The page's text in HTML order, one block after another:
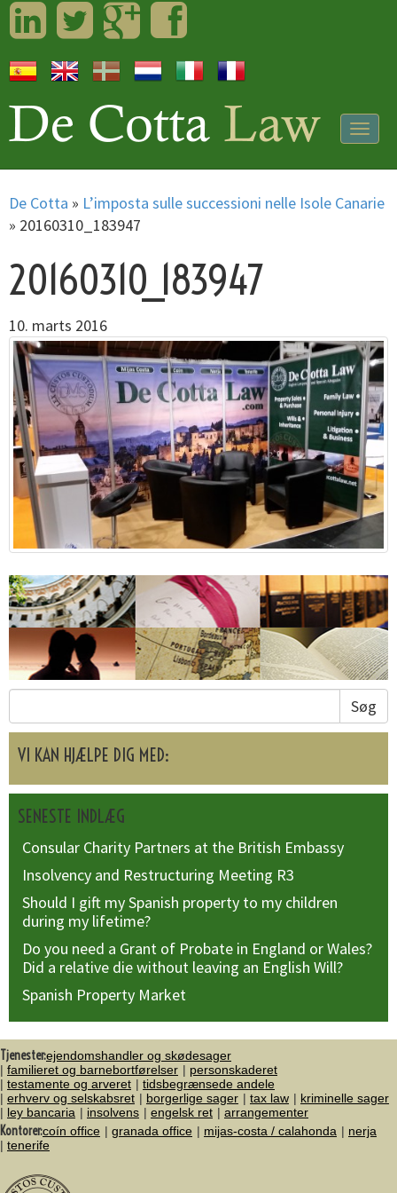
LinkedInTwitterGoogleplusFacebook
De Cotta » L’imposta sulle successioni nelle Isole Canarie
» 20160310_183947
20160310_183947
10. marts 2016
Søg
VI KAN HJÆLPE DIG MED:
SENESTE INDLÆG
Consular Charity Partners at the British Embassy
Insolvency and Restructuring Meeting R3
Should I gift my Spanish property to my children
during my lifetime?
Do you need a Grant of Probate in England or Wales?
Did a relative die without leaving an English Will?
Spanish Property Market
Tjenester:ejendomshandler og skødesager
familieret og barnebortførelser
personskaderet
testamente og arveret
tidsbegrænsede andele
erhverv og selskabsret
borgerlige sager tax law
kriminelle sager
ley bancaria
insolvens engelsk ret arrangementer
Kontorer:coín office granada office mijas-costa / calahonda
nerja
tenerife